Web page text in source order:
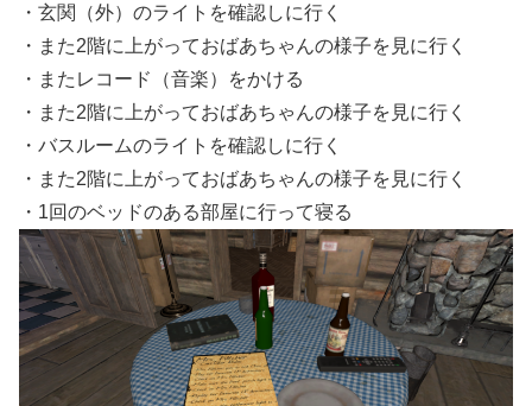
・玄関（外）のライトを確認しに行く
・また2階に上がっておばあちゃんの様子を見に行く
・またレコード（音楽）をかける
・また2階に上がっておばあちゃんの様子を見に行く
・バスルームのライトを確認しに行く
・また2階に上がっておばあちゃんの様子を見に行く
・1回のベッドのある部屋に行って寝る